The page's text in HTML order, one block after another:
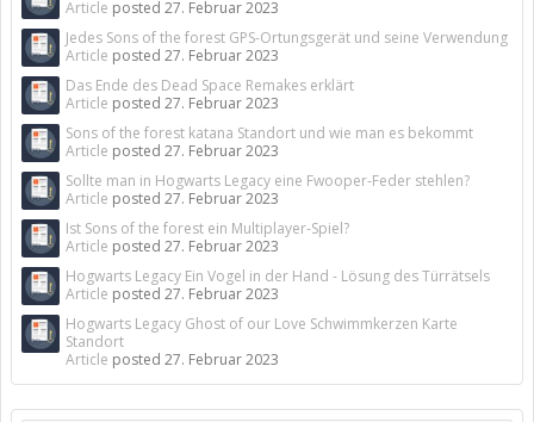
Article posted 27. Februar 2023
Jedes Sons of the forest GPS-Ortungsgerät und seine Verwendung
Article posted 27. Februar 2023
Das Ende des Dead Space Remakes erklärt
Article posted 27. Februar 2023
Sons of the forest katana Standort und wie man es bekommt
Article posted 27. Februar 2023
Sollte man in Hogwarts Legacy eine Fwooper-Feder stehlen?
Article posted 27. Februar 2023
Ist Sons of the forest ein Multiplayer-Spiel?
Article posted 27. Februar 2023
Hogwarts Legacy Ein Vogel in der Hand - Lösung des Türrätsels
Article posted 27. Februar 2023
Hogwarts Legacy Ghost of our Love Schwimmkerzen Karte
Standort
Article posted 27. Februar 2023